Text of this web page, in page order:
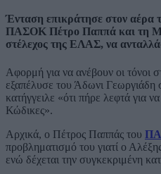
Ένταση επικράτησε στον αέρα
ΠΑΣΟΚ Πέτρο Παππά και τη
στέλεχος της ΕΛΑΣ, να
Αφορμή για να ανέβουν οι τόνοι
εξαπέλυσε του Άδωνι Γεωργιάδη
κατήγγειλε «ότι πήρε λεφτά για
Κώδικες».
Αρχικά, ο Πέτρος Παππάς του
προβληματισμό του γιατί ο
ενώ δέχεται την συγκεκριμένη